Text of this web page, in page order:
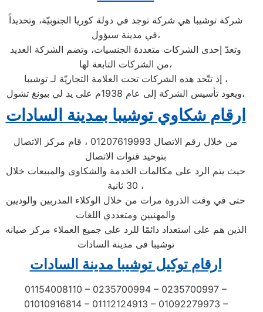
شركة توشيبا هي شركة توجد في دولة كوريا الجنوبيّة، وتحديداً
في مدينة سيؤول،
وتعدّ إحدى الشركات متعددة الجنسيات، وتضم الشركة العديد
من الشركات التابعة لها،
إذ تتّحد هذه الشركات تحت العلامة التجاريّة لـ توشيبا ،
ويعود تأسيس الشركة إلى عام 1938م على يد لي بيونغ تشول،
ارقام شكاوي توشيبا بمدينة السادات
من خلال رقم الاتصال 01207619993 ، قام مركز الاتصال
بتوحيد قنوات الاتصال
حيث يتم الرد على مكالمات الخدمة والشكاوى والمبيعات خلال
30 ثانية ،
حتى في وقت الذروة مرات من خلال الوكلاء المدربين والوديين
والمهنيين ومتعددي اللغات
الذين هم على استعداد دائمًا للرد على جميع العملاء مركز صيانه
توشيبا فى مدينة السادات
ارقام توكيل توشيبا مدينة السادات
01154008110 – 0235700994 – 0235700997 –
01010916814 – 01112124913 – 01092279973 –